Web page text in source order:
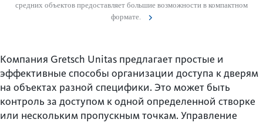
средних объектов предос­тавляет большие возможности в компактном
формате.
Компания Gretsch Unitas предлагает простые и
эффективные способы организации доступа к дверям
на объектах разной специфики. Это может быть
контроль за доступом к одной определенной створке
или нескольким пропускным точкам. Управление